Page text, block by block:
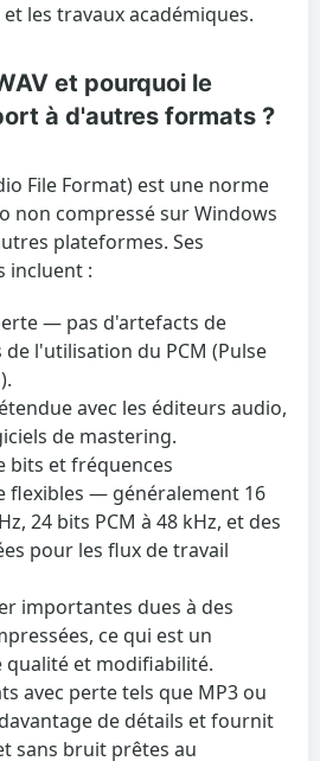
les travaux académiques.
et pourquoi le
à d'autres formats ?
File Format) est une norme
non compressé sur Windows
plateformes. Ses
incluent :
— pas d'artefacts de
l'utilisation du PCM (Pulse
avec les éditeurs audio,
de mastering.
bits et fréquences
flexibles — généralement 16
24 bits PCM à 48 kHz, et des
pour les flux de travail
importantes dues à des
ce qui est un
et modifiabilité.
avec perte tels que MP3 ou
davantage de détails et fournit
sans bruit prêtes au